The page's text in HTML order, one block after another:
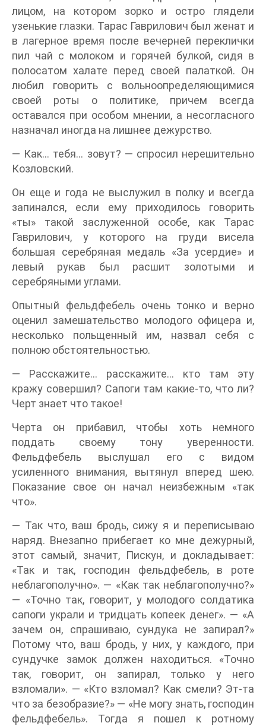
лицом, на котором зорко и остро глядели
узенькие глазки. Тарас Гаврилович был женат и
в лагерное время после вечерней переклички
пил чай с молоком и горячей булкой, сидя в
полосатом халате перед своей палаткой. Он
любил говорить с вольноопределяющимися
своей роты о политике, причем всегда
оставался при особом мнении, а несогласного
назначал иногда на лишнее дежурство.
— Как… тебя… зовут? — спросил нерешительно
Козловский.
Он еще и года не выслужил в полку и всегда
запинался, если ему приходилось говорить
«ты» такой заслуженной особе, как Тарас
Гаврилович, у которого на груди висела
большая серебряная медаль «За усердие» и
левый рукав был расшит золотыми и
серебряными углами.
Опытный фельдфебель очень тонко и верно
оценил замешательство молодого офицера и,
несколько польщенный им, назвал себя с
полною обстоятельностью.
— Расскажите… расскажите… кто там эту
кражу совершил? Сапоги там какие-то, что ли?
Черт знает что такое!
Черта он прибавил, чтобы хоть немного
поддать своему тону уверенности.
Фельдфебель выслушал его с видом
усиленного внимания, вытянул вперед шею.
Показание свое он начал неизбежным «так
что».
— Так что, ваш бродь, сижу я и переписываю
наряд. Внезапно прибегает ко мне дежурный,
этот самый, значит, Пискун, и докладывает:
«Так и так, господин фельдфебель, в роте
неблагополучно». — «Как так неблагополучно?»
— «Точно так, говорит, у молодого солдатика
сапоги украли и тридцать копеек денег». — «А
зачем он, спрашиваю, сундука не запирал?»
Потому что, ваш бродь, у них, у каждого, при
сундучке замок должен находиться. «Точно
так, говорит, он запирал, только у него
взломали». — «Кто взломал? Как смели? Эт-та
что за безобразие?» — «Не могу знать, господин
фельдфебель». Тогда я пошел к ротному